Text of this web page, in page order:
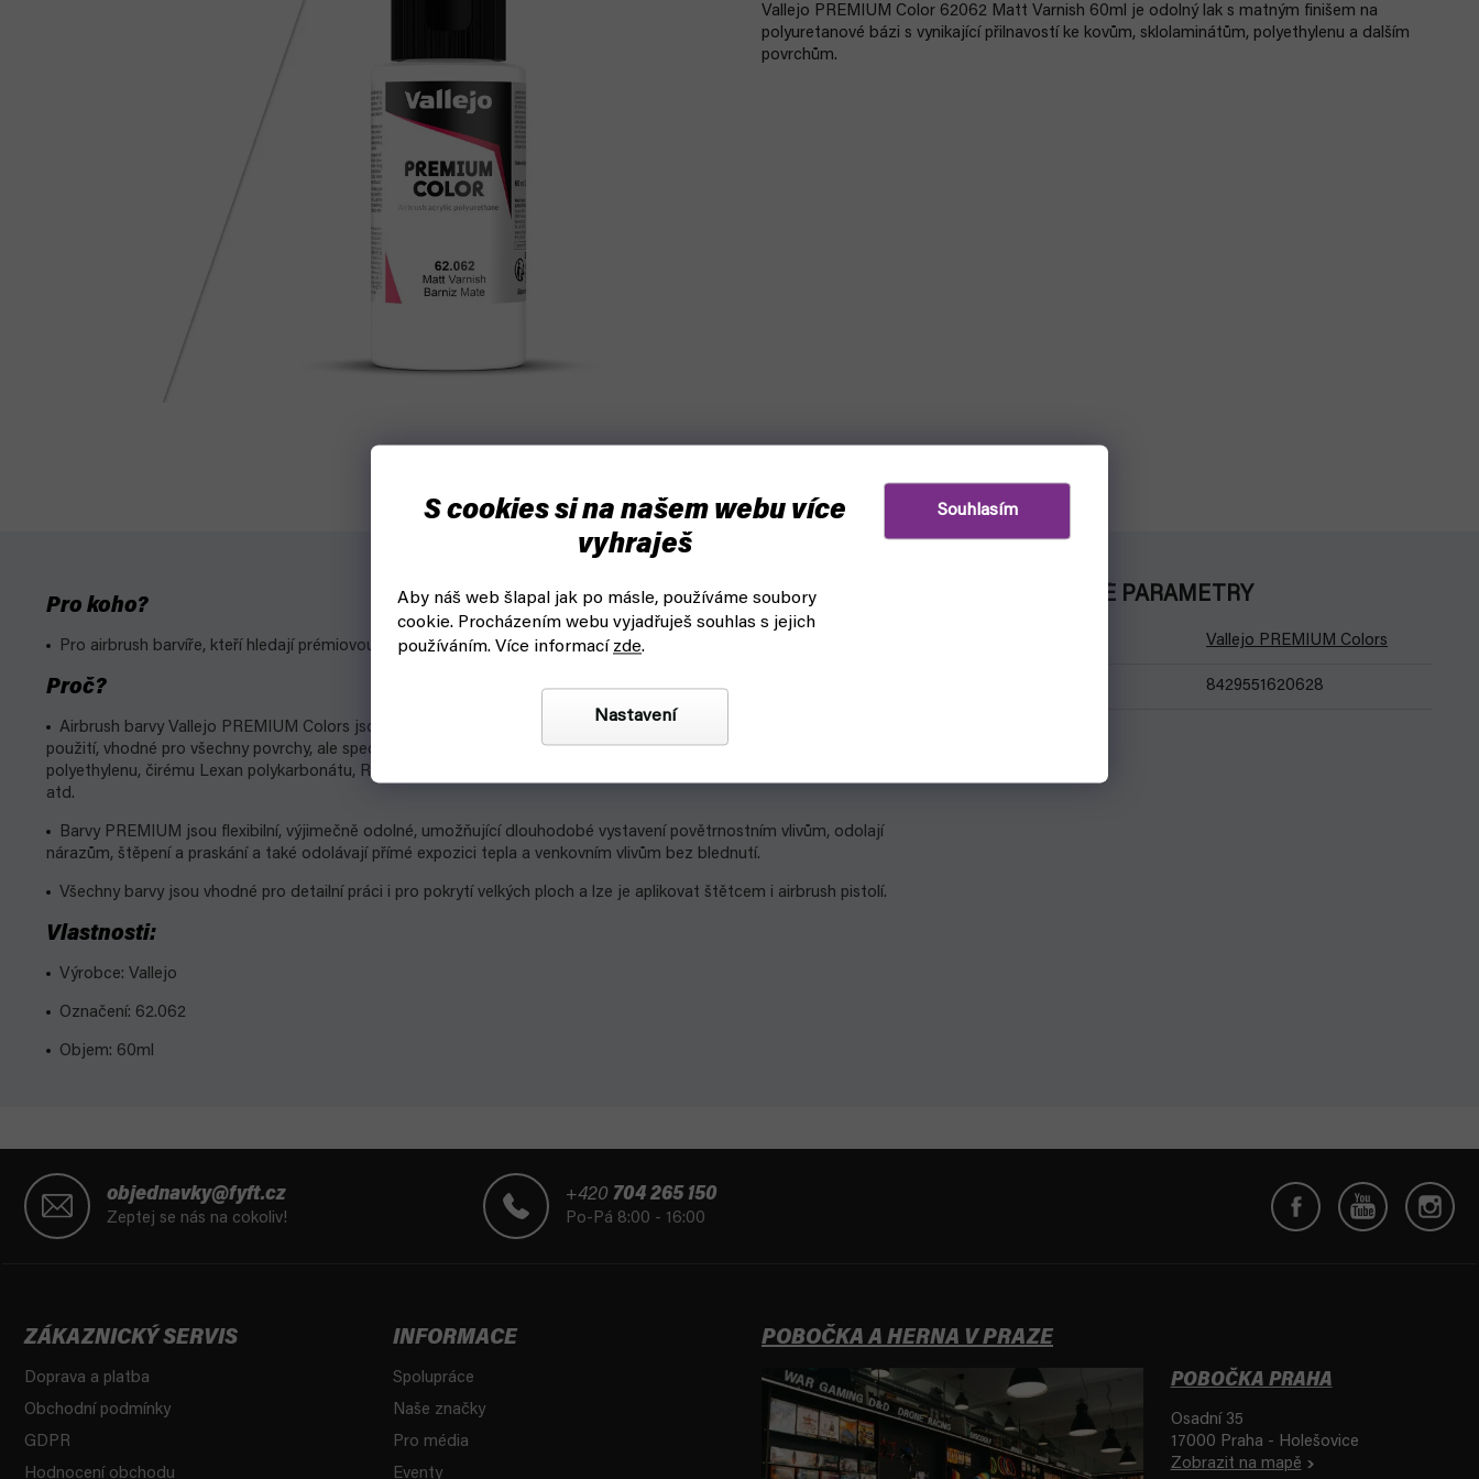
S cookies si na našem webu více
vyhraješ
Aby náš web šlapal jak po másle, používáme soubory
cookie. Procházením webu vyjadřuješ souhlas s jejich
používáním. Více informací zde.
Nastavení
Souhlasím
Vallejo PREMIUM Color 62062 Matt Varnish 60ml je odolný lak s matným finišem na
polyuretanové bázi s vynikající přilnavostí ke kovům, sklolaminátům, polyethylenu a dalším
povrchům.
Pro koho?
Pro airbrush barvíře, kteří hledají prémiovou kvalitu.
Proč?
Airbrush barvy Vallejo PREMIUM Colors jsou barvy na akryl-polyuretanové bázi, netoxické, všestranné, připravené k
použití, vhodné pro všechny povrchy, ale speciálně navržené pro vynikající přilnavost ke kovům, sklolaminátům,
polyethylenu, čirému Lexan polykarbonátu, RC modelům a všem tuningům včetně karosérií automobilů, motocyklů, přileb,
atd.
Barvy PREMIUM jsou flexibilní, výjimečně odolné, umožňující dlouhodobé vystavení povětrnostním vlivům, odolají
nárazům, štěpení a praskání a také odolávají přímé expozici tepla a venkovním vlivům bez blednutí.
Všechny barvy jsou vhodné pro detailní práci i pro pokrytí velkých ploch a lze je aplikovat štětcem i airbrush pistolí.
Vlastnosti:
Výrobce: Vallejo
Označení: 62.062
Objem: 60ml
DOPLŇKOVÉ PARAMETRY
Vallejo PREMIUM Colors
8429551620628
objednavky@fyft.cz
Zeptej se nás na cokoliv!
+420 704 265 150
Po-Pá 8:00 - 16:00
ZÁKAZNICKÝ SERVIS
Doprava a platba
Obchodní podmínky
GDPR
Hodnocení obchodu
INFORMACE
Spolupráce
Naše značky
Pro média
Eventy
POBOČKA A HERNA V PRAZE
POBOČKA PRAHA
Osadní 35
17000 Praha - Holešovice
Zobrazit na mapě